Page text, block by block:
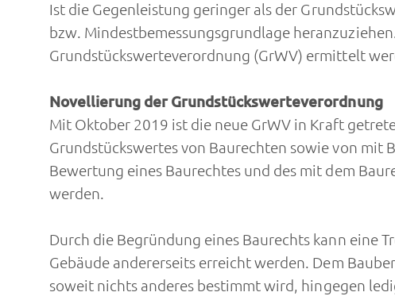
Ist die Gegenleistung geringer als der
bzw. Mindestbemessungsgrundlage
Grundstückswerteverordnung (GrWV) ermittelt
Novellierung der Grundstückswerteverordnung
Mit Oktober 2019 ist die neue GrWV in Kraft
Grundstückswertes von Baurechten sowie von mit
Bewertung eines Baurechtes und des mit dem
werden.
Durch die Begründung eines Baurechts kann eine
Gebäude andererseits erreicht werden. Dem
soweit nichts anderes bestimmt wird, hingegen